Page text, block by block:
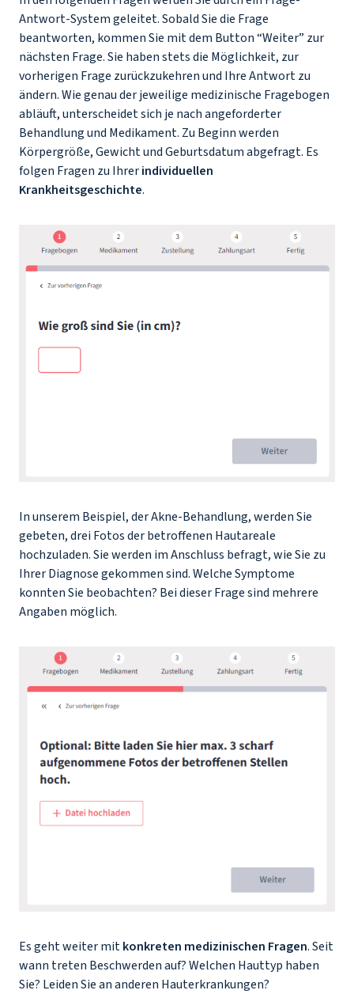
Antwort-System geleitet. Sobald Sie die Frage
beantworten, kommen Sie mit dem Button “Weiter” zur
nächsten Frage. Sie haben stets die Möglichkeit, zur
vorherigen Frage zurückzukehren und Ihre Antwort zu
ändern. Wie genau der jeweilige medizinische Fragebogen
abläuft, unterscheidet sich je nach angeforderter
Behandlung und Medikament. Zu Beginn werden
Körpergröße, Gewicht und Geburtsdatum abgefragt. Es
folgen Fragen zu Ihrerindividuellen
Krankheitsgeschichte.
In unserem Beispiel, der Akne-Behandlung, werden Sie
gebeten, drei Fotos der betroffenen Hautareale
hochzuladen. Sie werden im Anschluss befragt, wie Sie zu
Ihrer Diagnose gekommen sind. Welche Symptome
konnten Sie beobachten? Bei dieser Frage sind mehrere
Angaben möglich.
Es geht weiter mitkonkreten medizinischen Fragen. Seit
wann treten Beschwerden auf? Welchen Hauttyp haben
Sie? Leiden Sie an anderen Hauterkrankungen?